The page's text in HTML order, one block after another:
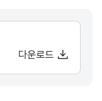
다운로드